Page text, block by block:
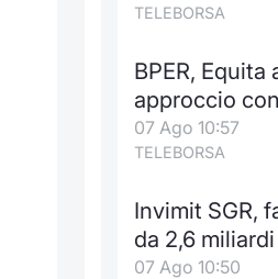
TELEBORSA
BPER,
approccio
07 Ago 10:57
TELEBORSA
Invimit SGR,
da 2,6 miliardi
07 Ago 10:50